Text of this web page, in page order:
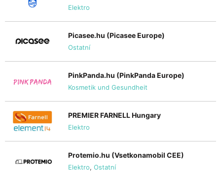
Elektro
Picasee.hu (Picasee Europe)
Ostatní
PinkPanda.hu (PinkPanda Europe)
Kosmetik und Gesundheit
PREMIER FARNELL Hungary
Elektro
Protemio.hu (Vsetkonamobil CEE)
Elektro, Ostatní